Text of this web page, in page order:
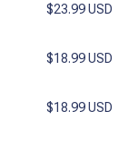
$23.99 USD
$18.99 USD
$18.99 USD